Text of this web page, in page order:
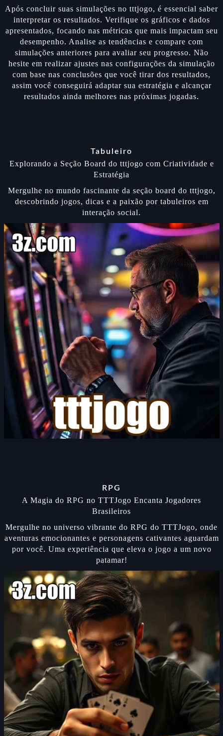
Após concluir suas simulações no tttjogo, é essencial saber
interpretar os resultados. Verifique os gráficos e dados
apresentados, focando nas métricas que mais impactam seu
desempenho. Analise as tendências e compare com
simulações anteriores para avaliar seu progresso. Não
hesite em realizar ajustes nas configurações da simulação
com base nas conclusões que você tirar dos resultados,
assim você conseguirá adaptar sua estratégia e alcançar
resultados ainda melhores nas próximas jogadas.
Tabuleiro
Explorando a Seção Board do tttjogo com Criatividade e
Estratégia
Mergulhe no mundo fascinante da seção board do tttjogo,
descobrindo jogos, dicas e a paixão por tabuleiros em
interação social.
RPG
A Magia do RPG no TTTJogo Encanta Jogadores
Brasileiros
Mergulhe no universo vibrante do RPG do TTTJogo, onde
aventuras emocionantes e personagens cativantes aguardam
por você. Uma experiência que eleva o jogo a um novo
patamar!